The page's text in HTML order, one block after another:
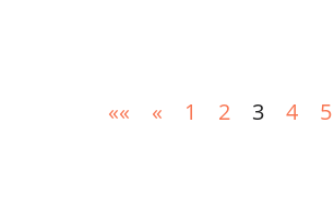
«« « 1 2 3 4 5